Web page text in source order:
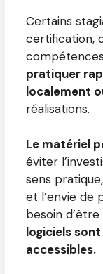
Certains
certification,
pratiquer
localement
réalisations.
Le matériel
éviter
sens
et l’envie de
besoin
logiciels
accessibles.